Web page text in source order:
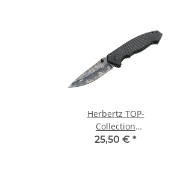
Herbertz TOP-
Collection
Einhandmesser Liner
25,50 € *